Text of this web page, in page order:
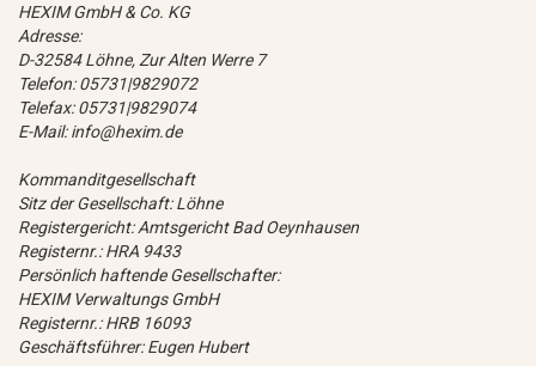
HEXIM GmbH & Co. KG
Adresse:
D-32584 Löhne, Zur Alten Werre 7
Telefon: 05731|9829072
Telefax: 05731|9829074
E-Mail: info@hexim.de
Kommanditgesellschaft
Sitz der Gesellschaft: Löhne
Registergericht: Amtsgericht Bad Oeynhausen
Registernr.: HRA 9433
Persönlich haftende Gesellschafter:
HEXIM Verwaltungs GmbH
Registernr.: HRB 16093
Geschäftsführer: Eugen Hubert